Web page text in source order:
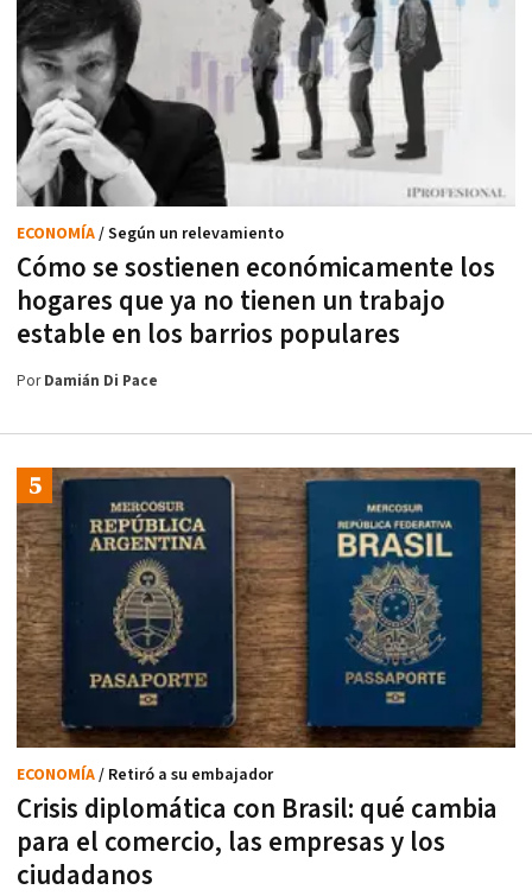
Cómo se sostienen económicamente los
hogares que ya no tienen un trabajo
estable en los barrios populares
ECONOMÍA/ Según un relevamiento
PorDamián Di Pace
Crisis diplomática con Brasil: qué cambia
para el comercio, las empresas y los
ciudadanos
ECONOMÍA/ Retiró a su embajador